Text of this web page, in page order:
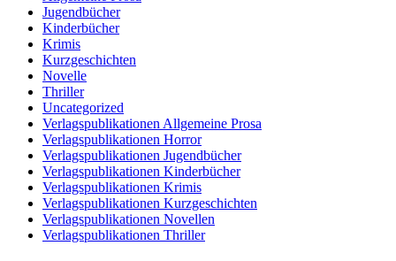
Jugendbücher
Kinderbücher
Krimis
Kurzgeschichten
Novelle
Thriller
Uncategorized
Verlagspublikationen Allgemeine Prosa
Verlagspublikationen Horror
Verlagspublikationen Jugendbücher
Verlagspublikationen Kinderbücher
Verlagspublikationen Krimis
Verlagspublikationen Kurzgeschichten
Verlagspublikationen Novellen
Verlagspublikationen Thriller